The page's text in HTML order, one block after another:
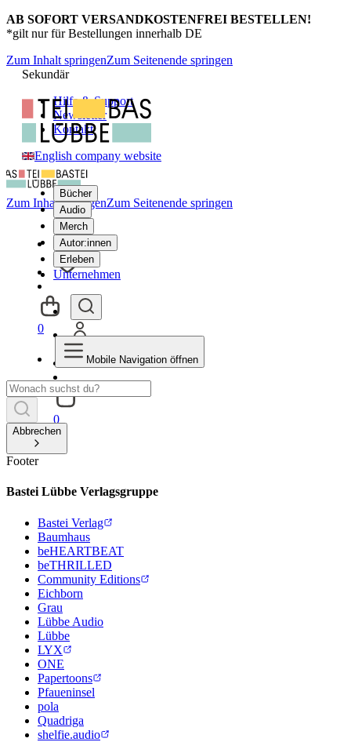
AB SOFORT VERSANDKOSTENFREI BESTELLEN!
*gilt nur für Bestellungen innerhalb DE
Zum Inhalt springenZum Seitenende springen
Sekundär
Hilfe & Support
Newsletter
Kontakt
English company website
Bücher
Audio
Merch
Autor:innen
Erleben
Unternehmen
0
Zum Inhalt springenZum Seitenende springen
0
Mobile Navigation öffnen
Abbrechen
Footer
Bastei Lübbe Verlagsgruppe
Bastei Verlag
Baumhaus
beHEARTBEAT
beTHRILLED
Community Editions
Eichborn
Grau
Lübbe Audio
Lübbe
LYX
ONE
Papertoons
Pfaueninsel
pola
Quadriga
shelfie.audio